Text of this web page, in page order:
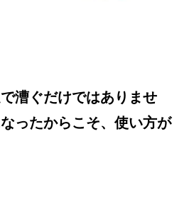
漕ぐだけではありませ
ったからこそ、使い方が